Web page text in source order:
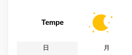
Tempe
日 月